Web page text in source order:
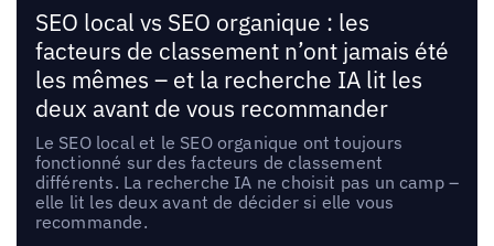
SEO local vs SEO organique : les
facteurs de classement n’ont jamais été
les mêmes – et la recherche IA lit les
deux avant de vous recommander
Le SEO local et le SEO organique ont toujours
fonctionné sur des facteurs de classement
différents. La recherche IA ne choisit pas un camp –
elle lit les deux avant de décider si elle vous
recommande.